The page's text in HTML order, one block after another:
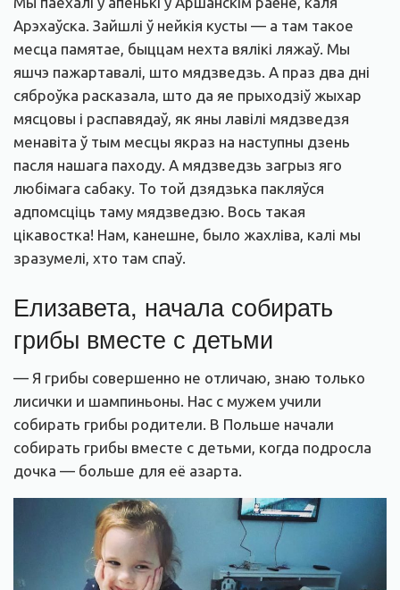
Арэхаўска. Зайшлі ў нейкія кусты — а там такое
месца памятае, быццам нехта вялікі ляжаў. Мы
яшчэ пажартавалі, што мядзведзь. А праз два дні
сяброўка расказала, што да яе прыходзіў жыхар
мясцовы і распавядаў, як яны лавілі мядзведзя
менавіта ў тым месцы якраз на наступны дзень
пасля нашага паходу. А мядзведзь загрыз яго
любімага сабаку. То той дзядзька пакляўся
адпомсціць таму мядзведзю. Вось такая
цікавостка! Нам, канешне, было жахліва, калі мы
зразумелі, хто там спаў.
Елизавета, начала собирать
грибы вместе с детьми
— Я грибы совершенно не отличаю, знаю только
лисички и шампиньоны. Нас с мужем учили
собирать грибы родители. В Польше начали
собирать грибы вместе с детьми, когда подросла
дочка — больше для её азарта.